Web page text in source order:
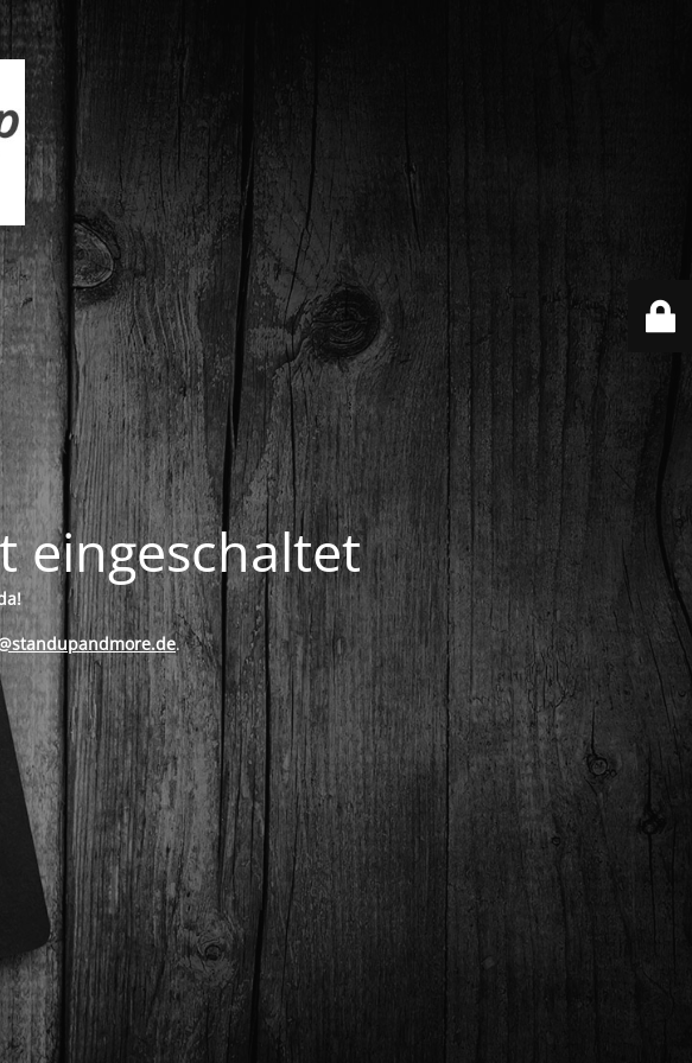
eingeschaltet
.